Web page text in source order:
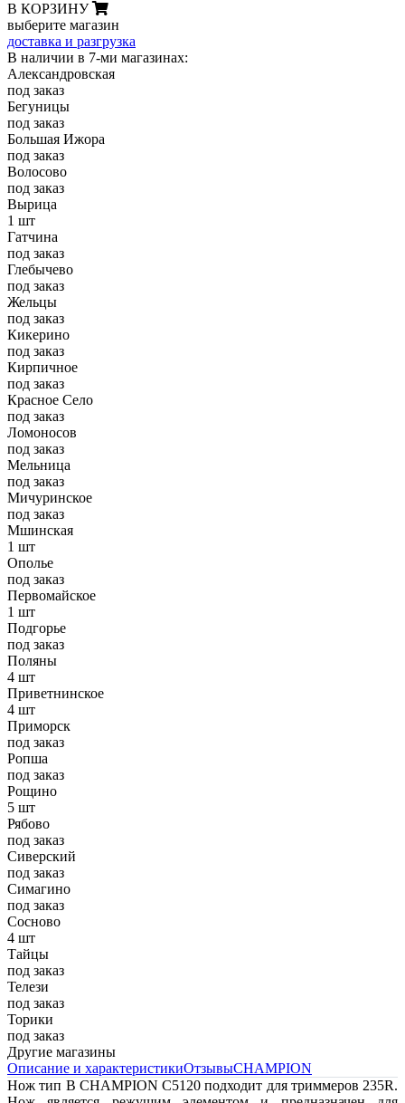
В КОРЗИНУ
выберите магазин
доставка и разгрузка
В наличии в 7-ми магазинах:
Александровская
под заказ
Бегуницы
под заказ
Большая Ижора
под заказ
Волосово
под заказ
Вырица
1 шт
Гатчина
под заказ
Глебычево
под заказ
Жельцы
под заказ
Кикерино
под заказ
Кирпичное
под заказ
Красное Село
под заказ
Ломоносов
под заказ
Мельница
под заказ
Мичуринское
под заказ
Мшинская
1 шт
Ополье
под заказ
Первомайское
1 шт
Подгорье
под заказ
Поляны
4 шт
Приветнинское
4 шт
Приморск
под заказ
Ропша
под заказ
Рощино
5 шт
Рябово
под заказ
Сиверский
под заказ
Симагино
под заказ
Сосново
4 шт
Тайцы
под заказ
Телези
под заказ
Торики
под заказ
Другие магазины
Описание и характеристикиОтзывыCHAMPION
Нож тип В CHAMPION C5120 подходит для триммеров 235R.